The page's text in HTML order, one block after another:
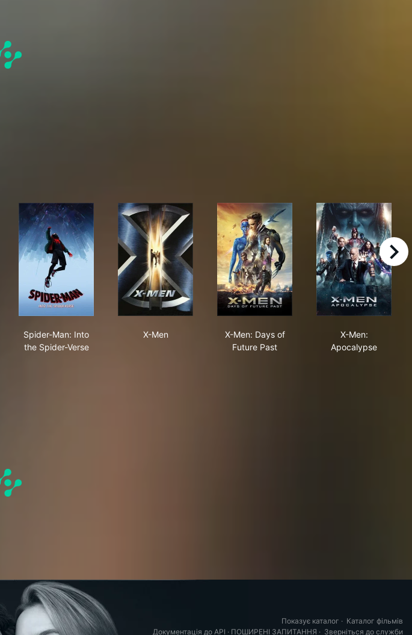
Spider-Man: Into
the Spider-Verse
X-Men
X-Men: Days of
Future Past
X-Men:
Apocalypse
right
Показує каталог · Каталог фільмів
Документація до API · ПОШИРЕНІ ЗАПИТАННЯ · Зверніться до служби